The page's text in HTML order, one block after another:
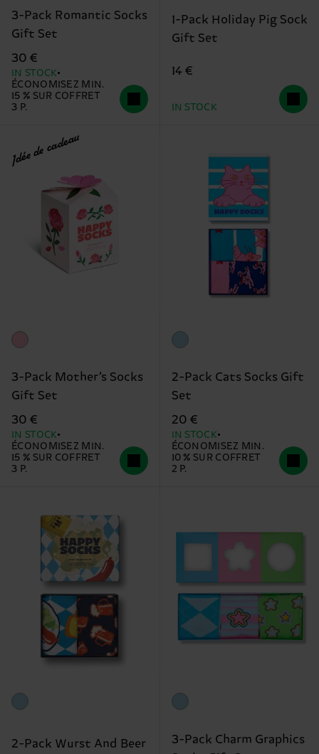
3-Pack Romantic Socks
Gift Set
30 €
IN STOCK
ÉCONOMISEZ MIN.
15 % SUR COFFRET
3 P.
1-Pack Holiday Pig Sock
Gift Set
14 €
IN STOCK
Idée de cadeau
3-Pack Mother’s Socks
Gift Set
30 €
IN STOCK
ÉCONOMISEZ MIN.
15 % SUR COFFRET
3 P.
2-Pack Cats Socks Gift
Set
20 €
IN STOCK
ÉCONOMISEZ MIN.
10 % SUR COFFRET
2 P.
2-Pack Wurst And Beer
3-Pack Charm Graphics